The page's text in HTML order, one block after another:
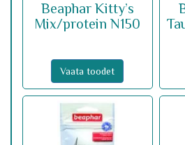
Beaphar Kitty’s
Mix/protein N150
Vaata toodet